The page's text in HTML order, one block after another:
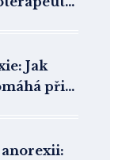
Jak
při